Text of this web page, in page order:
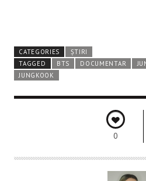
CATEGORIES
ȘTIRI
TAGGED
BTS DOCUMENTAR
JUNGKOOK
0